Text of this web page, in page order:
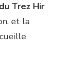
Trez Hir
et la